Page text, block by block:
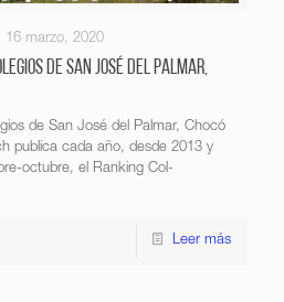
16 marzo, 2020
de San José del Palmar,
de San José del Palmar, Chocó
publica cada año, desde 2013 y
octubre, el Ranking Col-
Leer más